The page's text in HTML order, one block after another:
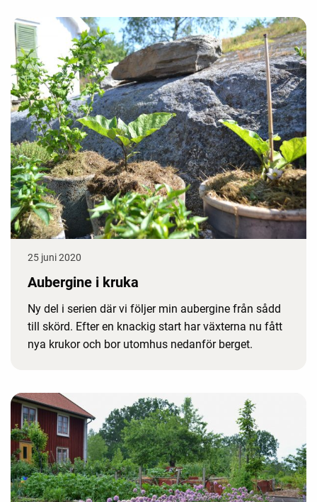
25 juni 2020
Aubergine i kruka
Ny del i serien där vi följer min aubergine från sådd
till skörd. Efter en knackig start har växterna nu fått
nya krukor och bor utomhus nedanför berget.